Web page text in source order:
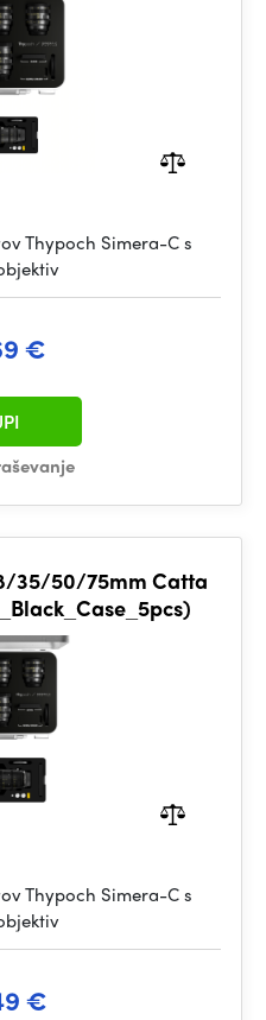
Thypoch Simera-C s
€
35/50/75mm Catta
Thypoch Simera-C s
€